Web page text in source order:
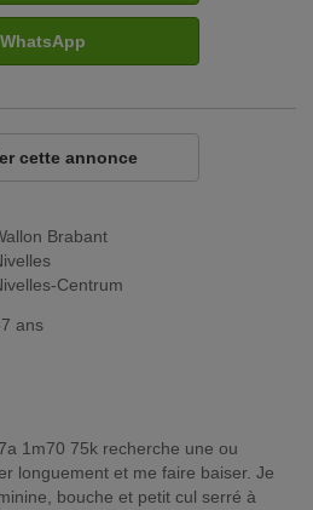
Brabant
Centrum
ans
longuement et me faire baiser. Je
bouche et petit cul serré à
WhatsApp
cette annonce